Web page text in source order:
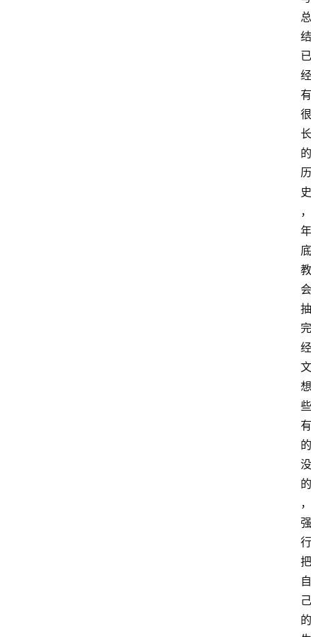
总
结
已
经
有
很
长
的
历
史
，
年
底
教
会
抽
完
经
文
想
些
有
的
没
的
，
强
行
把
自
己
的